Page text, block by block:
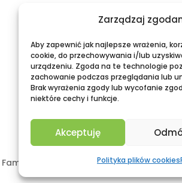
Zarządzaj
Aby zapewnić jak najlepsze wrażenia,
cookie, do przechowywania i/lub
urządzeniu. Zgoda na te technologie
zachowanie podczas przeglądania lub
Brak wyrażenia zgody lub wycofanie
niektóre cechy i funkcje.
Akceptuję
Polityka plików cookies
fama.lublin@op.pl
tel:+48 601 525 423
Puławy
Galeria Zielona, ul. Lubelska
mail:fama.pulawy@op.pl
tel:+48 695 938 095
– Polska Odzież